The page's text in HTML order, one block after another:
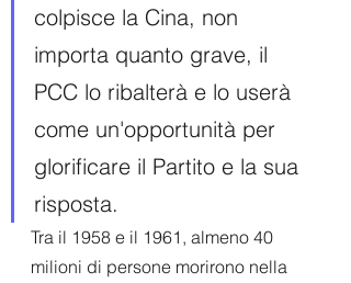
colpisce la Cina, non
importa quanto grave, il
PCC lo ribalterà e lo userà
come un'opportunità per
glorificare il Partito e la sua
risposta.
Tra il 1958 e il 1961, almeno 40
milioni di persone morirono nella